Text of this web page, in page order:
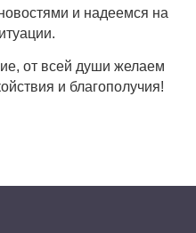
и надеемся на
от всей души желаем
и благополучия!